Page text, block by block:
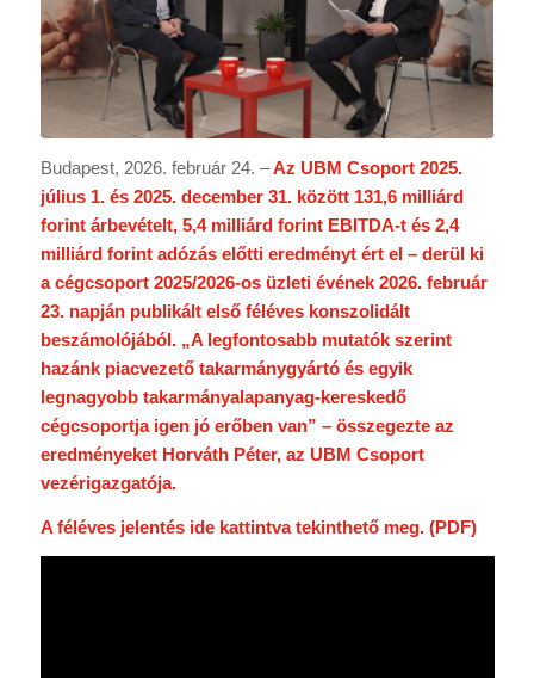
Budapest, 2026. február 24. –Az UBM Csoport 2025.
július 1. és 2025. december 31. között 131,6 milliárd
forint árbevételt, 5,4 milliárd forint EBITDA-t és 2,4
milliárd forint adózás előtti eredményt ért el – derül ki
a cégcsoport 2025/2026-os üzleti évének 2026. február
23. napján publikált első féléves konszolidált
beszámolójából. „A legfontosabb mutatók szerint
hazánk piacvezető takarmánygyártó és egyik
legnagyobb takarmányalapanyag-kereskedő
cégcsoportja igen jó erőben van” – összegezte az
eredményeket Horváth Péter, az UBM Csoport
vezérigazgatója.
A féléves jelentés ide kattintva tekinthető meg. (PDF)